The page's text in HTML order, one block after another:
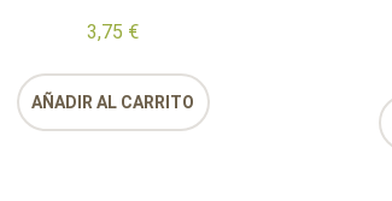
3,75 €
AÑADIR AL CARRITO